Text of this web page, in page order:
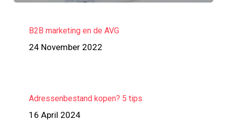
B2B marketing en de AVG
24 November 2022
Adressenbestand kopen? 5 tips
16 April 2024